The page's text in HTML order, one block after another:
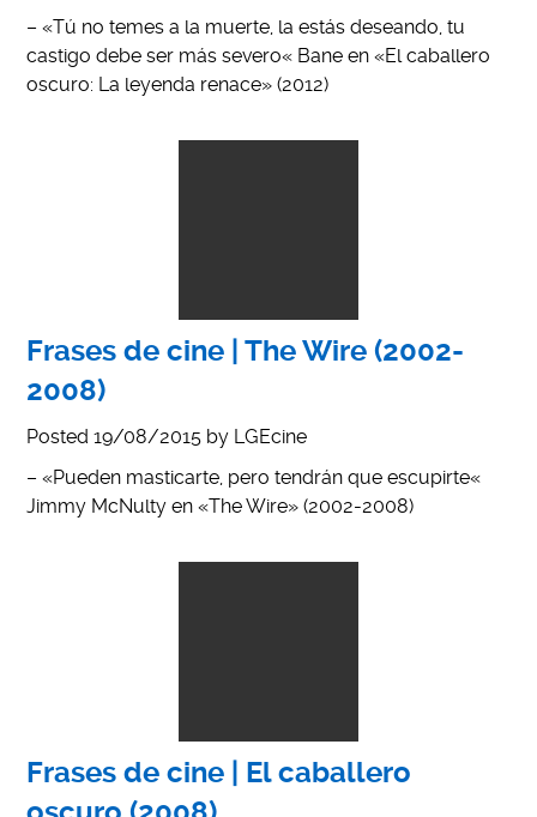
– «Tú no temes a la muerte, la estás deseando, tu
castigo debe ser más severo« Bane en «El caballero
oscuro: La leyenda renace» (2012)
Frases de cine | The Wire (2002-
2008)
Posted19/08/2015 by LGEcine
– «Pueden masticarte, pero tendrán que escupirte«
Jimmy McNulty en «The Wire» (2002-2008)
Frases de cine | El caballero